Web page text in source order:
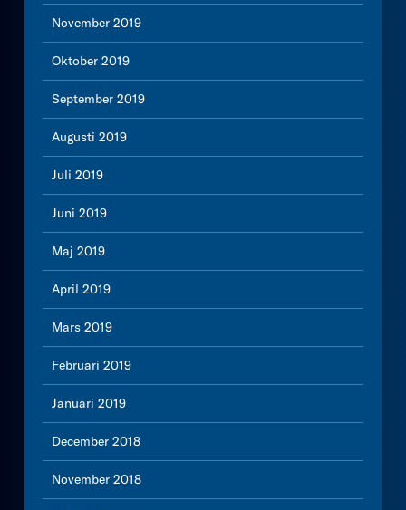
November 2019
Oktober 2019
September 2019
Augusti 2019
Juli 2019
Juni 2019
Maj 2019
April 2019
Mars 2019
Februari 2019
Januari 2019
December 2018
November 2018